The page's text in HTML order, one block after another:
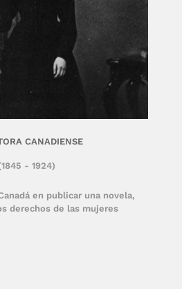
en publicar una novela,
derechos de las mujeres
- 1924)
CANADIENSE